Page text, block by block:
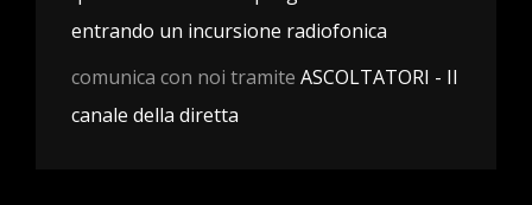
entrando un incursione radiofonica
comunica con noi tramite ASCOLTATORI - Il
canale della diretta